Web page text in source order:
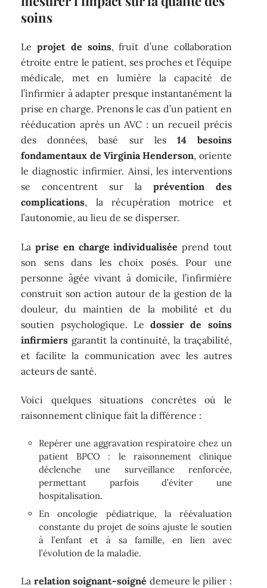
soins
Leprojet de soins, fruit d’une collaboration
étroite entre le patient, ses proches et l’équipe
médicale, met en lumière la capacité de
l’infirmier à adapter presque instantanément la
prise en charge. Prenons le cas d’un patient en
rééducation après un AVC : un recueil précis
des données, basé sur les 14 besoins
fondamentaux de Virginia Henderson, oriente
le diagnostic infirmier. Ainsi, les interventions
se concentrent sur la prévention des
complications, la récupération motrice et
l’autonomie, au lieu de se disperser.
Laprise en charge individualisée prend tout
son sens dans les choix posés. Pour une
personne âgée vivant à domicile, l’infirmière
construit son action autour de la gestion de la
douleur, du maintien de la mobilité et du
soutien psychologique. Ledossier de soins
infirmiers garantit la continuité, la traçabilité,
et facilite la communication avec les autres
acteurs de santé.
Voici quelques situations concrètes où le
raisonnement clinique fait la différence :
Repérer une aggravation respiratoire chez un
patient BPCO : le raisonnement clinique
déclenche une surveillance renforcée,
permettant parfois d’éviter une
hospitalisation.
En oncologie pédiatrique, la réévaluation
constante du projet de soins ajuste le soutien
à l’enfant et à sa famille, en lien avec
l’évolution de la maladie.
La relation soignant-soigné demeure le pilier :